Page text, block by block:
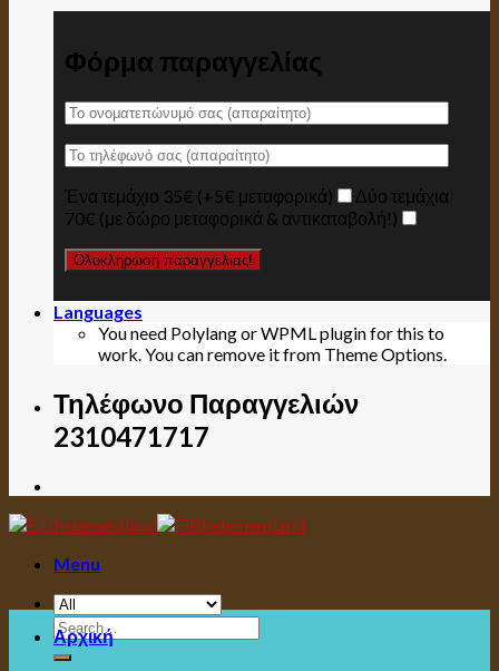
Φόρμα παραγγελίας
Ένα τεμάχιο 35€ (+5€ μεταφορικά)
Δύο τεμάχια
70€ (με δώρο μεταφορικά & αντικαταβολή!)
Languages
You need Polylang or WPML plugin for this to
work. You can remove it from Theme Options.
Τηλέφωνο Παραγγελιών
2310471717
Menu
Search
for:
Αρχική